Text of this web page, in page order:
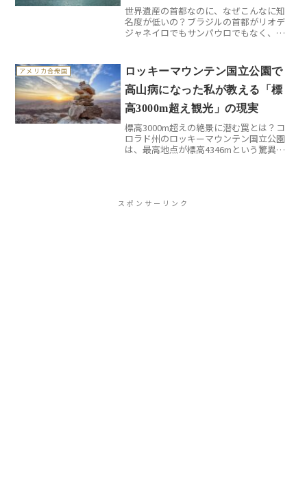
世界遺産の首都なのに、なぜこんなに知
名度が低いの？ブラジルの首都がリオデ
ジャネイロでもサンパウロでもなく、ブ
都市は、実は世界遺産に登録された貴重
な近未来都市なのです...
アメリカ合衆国
ロッキーマウンテン国立公園で
高山病になった私が教える「標
高3000m超え観光」の現実
標高3000m超えの絶景に潜む罠とは？コ
ロラド州のロッキーマウンテン国立公園
は、最高地点が標高4346mという驚異的
スポンサーリンク